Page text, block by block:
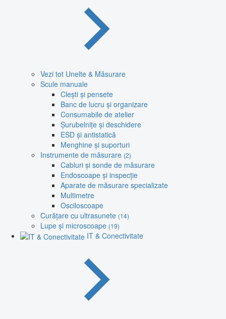
Vezi tot Unelte & Măsurare
Scule manuale
Clești și pensete
Banc de lucru și organizare
Consumabile de atelier
Șurubelnițe și deschidere
ESD și antistatică
Menghine și suporturi
Instrumente de măsurare (2)
Cabluri și sonde de măsurare
Endoscoape și inspecție
Aparate de măsurare specializate
Multimetre
Osciloscoape
Curățare cu ultrasunete (14)
Lupe și microscoape (19)
IT & Conectivitate